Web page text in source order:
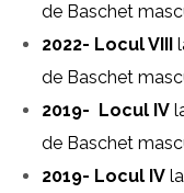
de Baschet
2022- Locul VIII
de Baschet
2019- Locul IV
de Baschet
2019- Locul IV